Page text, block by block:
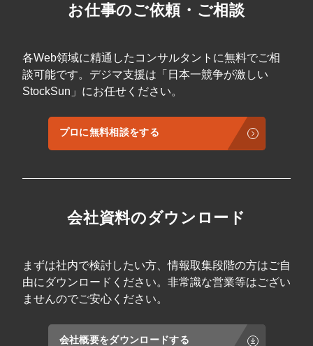
お仕事のご依頼・ご相談
各Web領域に精通したコンサルタントに無料でご相
談可能です。デジマ支援は「日本一競争が激しい
StockSun」にお任せください。
プロに無料相談をする
会社資料のダウンロード
まずは社内で検討したい方、情報取集段階の方はご自
由にダウンロードください。非常識な営業等はござい
ませんのでご安心ください。
会社概要をダウンロードする